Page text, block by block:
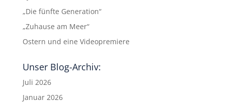
„Die fünfte Generation“
„Zuhause am Meer“
Ostern und eine Videopremiere
Unser Blog-Archiv:
Juli 2026
Januar 2026